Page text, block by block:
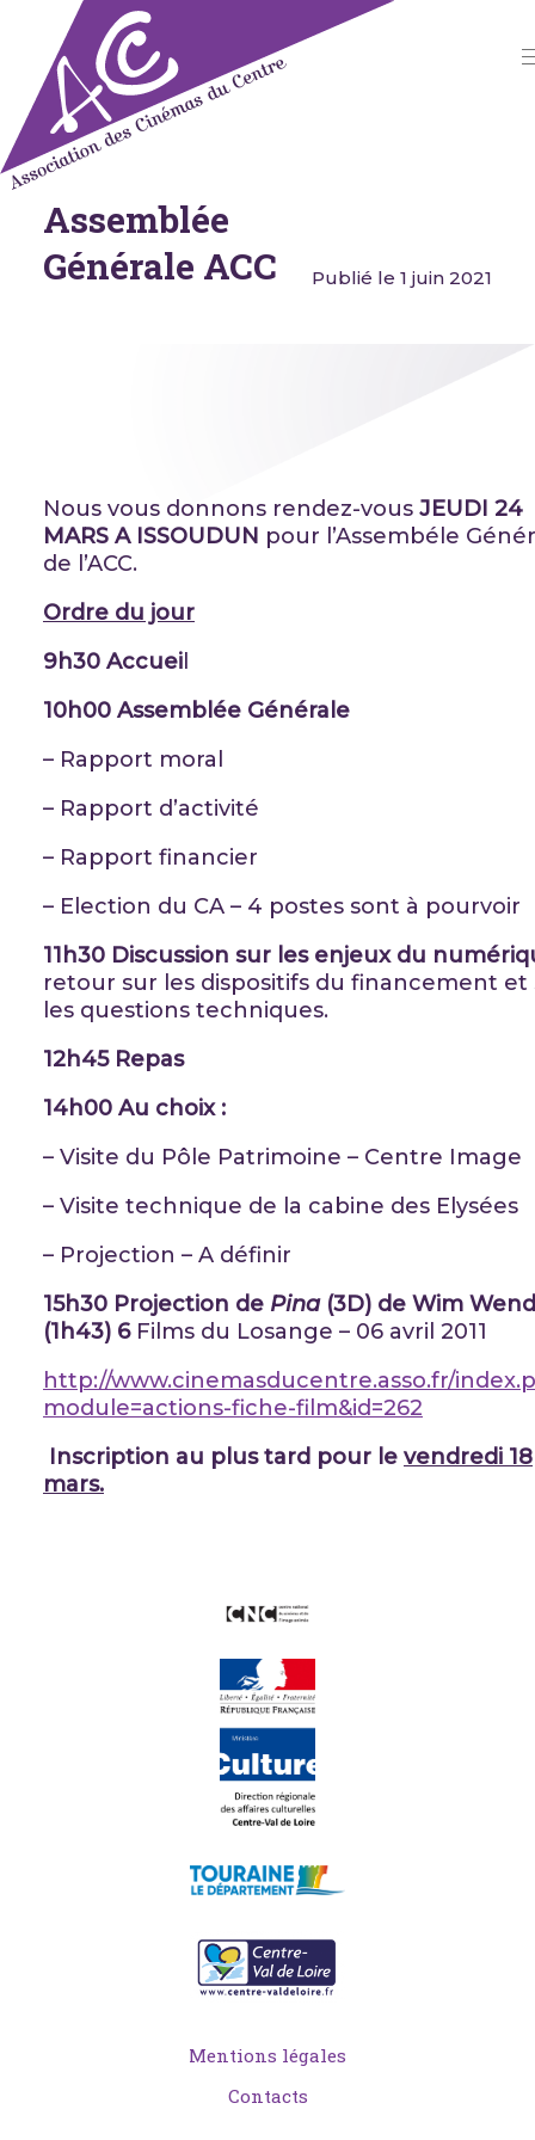
content
Association des Cinémas du
Centre
Assemblée
Générale ACC
Publié le 1 juin 2021
Nous vous donnons rendez-vous JEUDI 24
MARS A ISSOUDUN pour l’Assembéle
de l’ACC.
Ordre du jour
9h30 Accuei
10h00 Assemblée Générale
– Rapport moral
– Rapport d’activité
– Rapport financier
– Election du CA – 4 postes sont à pourvoir
11h30 Discussion sur les enjeux du
retour sur les dispositifs du financement et
les questions techniques.
12h45 Repas
14h00 Au choix :
– Visite du Pôle Patrimoine – Centre Image
– Visite technique de la cabine des Elysées
– Projection – A définir
15h30 Projection de Pina (3D) de Wim
(1h43) 6 Films du Losange – 06 avril 2011
http://www.cinemasducentre.asso.fr/
module=actions-fiche-film&id=262
Inscription au plus tard pour le vendredi 18
mars.
Mentions légales
Contacts